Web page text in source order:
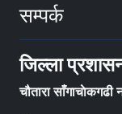
सम्पर्क
जिल्ला
चौतारा साँगाचाेकगढी